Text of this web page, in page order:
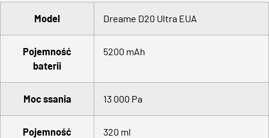
Model Dreame D20 Ultra EUA
Pojemność
baterii
5200 mAh
Moc ssania 13 000 Pa
Pojemność
320 ml